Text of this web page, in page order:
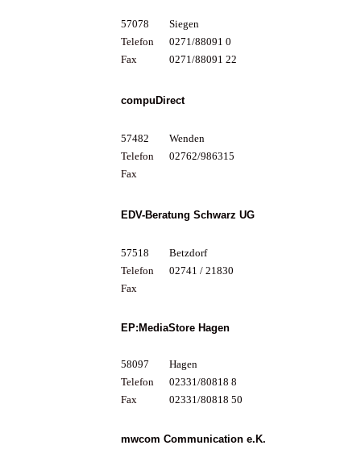
57078
Siegen
Telefon
0271/88091 0
Fax
0271/88091 22
compuDirect
57482
Wenden
Telefon
02762/986315
Fax
EDV-Beratung Schwarz UG
57518
Betzdorf
Telefon
02741 / 21830
Fax
EP:MediaStore Hagen
58097
Hagen
Telefon
02331/80818 8
Fax
02331/80818 50
mwcom Communication e.K.